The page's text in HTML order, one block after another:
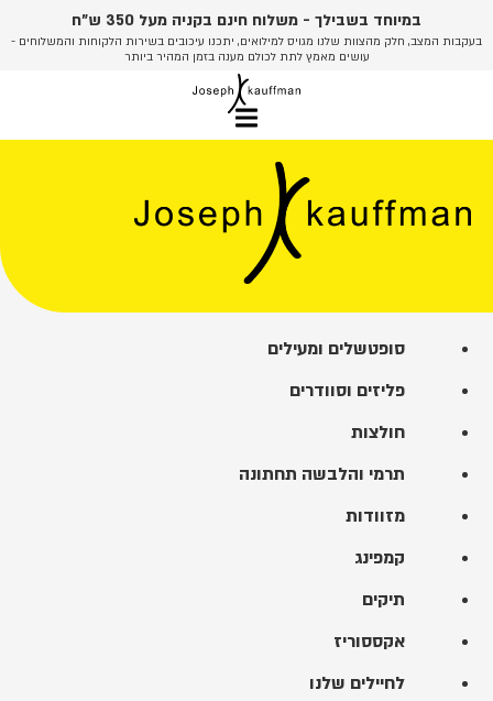
לתוכן
במיוחד בשבילך - משלוח חינם בקניה מעל 350 ש"ח
בעקבות המצב, חלק מהצוות שלנו מגויס למילואים, יתכנו עיכובים בשירות הלקוחות והמשלוחים -
עושים מאמץ לתת לכולם מענה בזמן המהיר ביותר
סופטשלים ומעילים
פליזים וסוודרים
חולצות
תרמי והלבשה תחתונה
מזוודות
קמפינג
תיקים
אקססוריז
לחיילים שלנו